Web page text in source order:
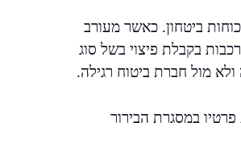
כוחות ביטחון. כאשר מעורב
בקבלת פיצוי בשל סוג
מול חברת ביטוח רגילה.
במסגרת הבירור